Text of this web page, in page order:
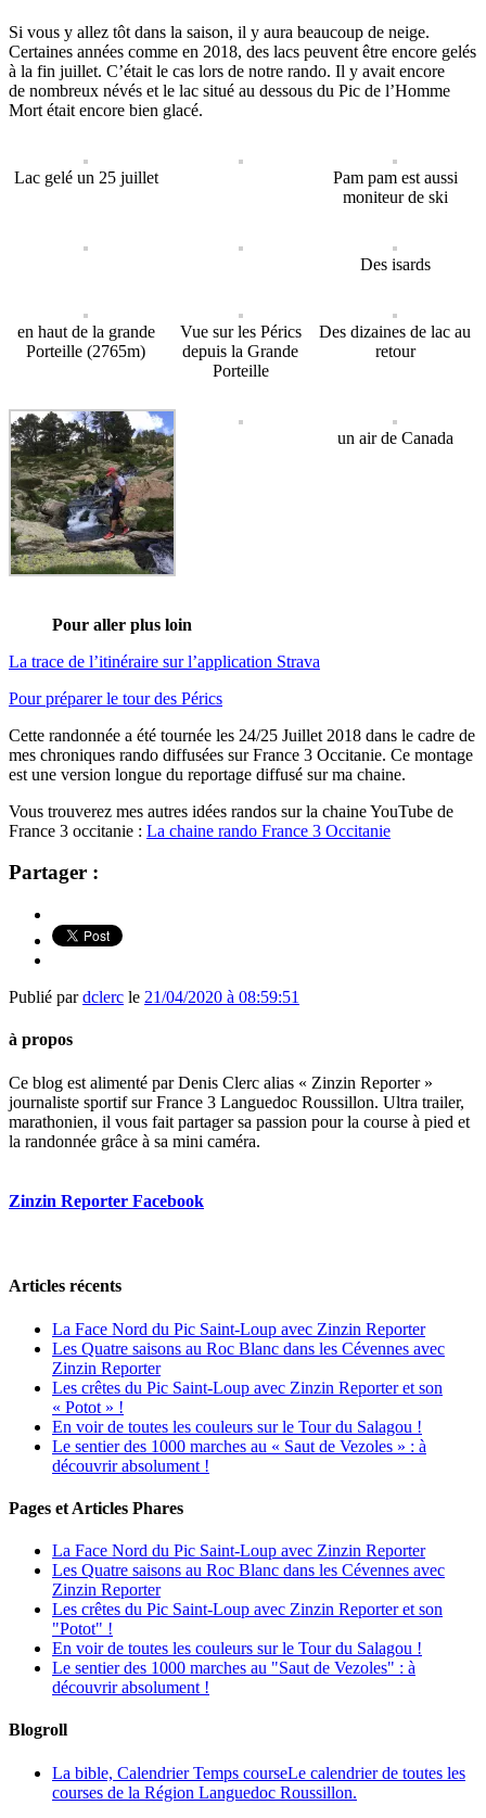
Si vous y allez tôt dans la saison, il y aura beaucoup de neige.
Certaines années comme en 2018, des lacs peuvent être encore gelés
à la fin juillet. C’était le cas lors de notre rando. Il y avait encore
de nombreux névés et le lac situé au dessous du Pic de l’Homme
Mort était encore bien glacé.
Lac gelé un 25 juillet
Pam pam est aussi
moniteur de ski
Des isards
en haut de la grande
Porteille (2765m)
Vue sur les Pérics
depuis la Grande
Porteille
Des dizaines de lac au
retour
un air de Canada
Pour aller plus loin
La trace de l’itinéraire sur l’application Strava
Pour préparer le tour des Pérics
Cette randonnée a été tournée les 24/25 Juillet 2018 dans le cadre de
mes chroniques rando diffusées sur France 3 Occitanie. Ce montage
est une version longue du reportage diffusé sur ma chaine.
Vous trouverez mes autres idées randos sur la chaine YouTube de
France 3 occitanie : La chaine rando France 3 Occitanie
Partager :
Publié pardclerc le 21/04/2020 à 08:59:51
à propos
Ce blog est alimenté par Denis Clerc alias « Zinzin Reporter »
journaliste sportif sur France 3 Languedoc Roussillon. Ultra trailer,
marathonien, il vous fait partager sa passion pour la course à pied et
la randonnée grâce à sa mini caméra.
Zinzin Reporter Facebook
Articles récents
La Face Nord du Pic Saint-Loup avec Zinzin Reporter
Les Quatre saisons au Roc Blanc dans les Cévennes avec
Zinzin Reporter
Les crêtes du Pic Saint-Loup avec Zinzin Reporter et son
« Potot » !
En voir de toutes les couleurs sur le Tour du Salagou !
Le sentier des 1000 marches au « Saut de Vezoles » : à
découvrir absolument !
Pages et Articles Phares
La Face Nord du Pic Saint-Loup avec Zinzin Reporter
Les Quatre saisons au Roc Blanc dans les Cévennes avec
Zinzin Reporter
Les crêtes du Pic Saint-Loup avec Zinzin Reporter et son
"Potot" !
En voir de toutes les couleurs sur le Tour du Salagou !
Le sentier des 1000 marches au "Saut de Vezoles" : à
découvrir absolument !
Blogroll
La bible, Calendrier Temps courseLe calendrier de toutes les
courses de la Région Languedoc Roussillon.